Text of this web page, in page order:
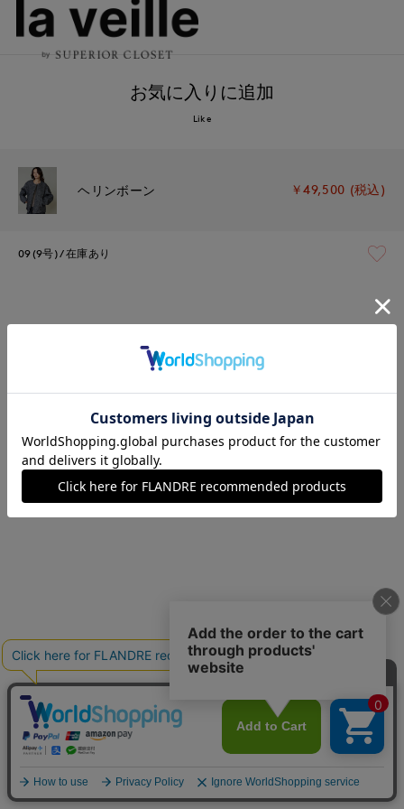
お気に入りに追加
Like
ヘリンボーン ￥49,500 (税込)
09(9号) 在庫あり